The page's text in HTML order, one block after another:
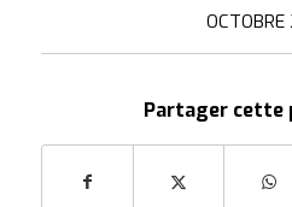
Partager cette